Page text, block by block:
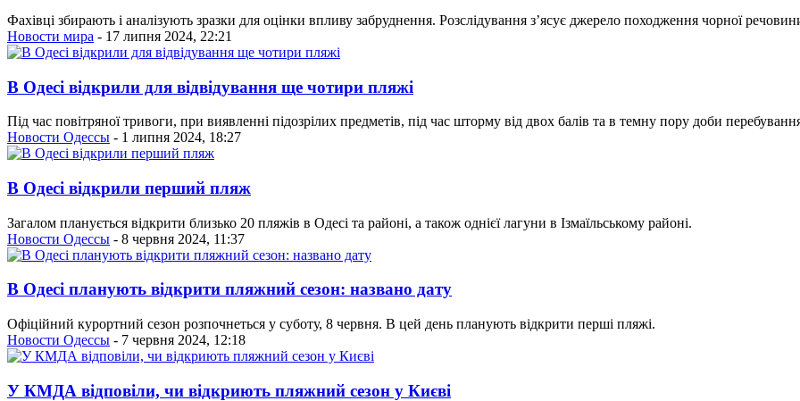
Фахівці збирають і аналізують зразки для оцінки впливу забруднення. Розслідування з’ясує джерело походження чорної
Новости мира - 17 липня 2024, 22:21
В Одесі відкрили для відвідування ще чотири пляжі
Під час повітряної тривоги, при виявленні підозрілих предметів, під час шторму від двох балів та в темну пору доби
Новости Одессы - 1 липня 2024, 18:27
В Одесі відкрили перший пляж
Загалом планується відкрити близько 20 пляжів в Одесі та районі, а також однієї лагуни в Ізмаїльському районі.
Новости Одессы - 8 червня 2024, 11:37
В Одесі планують відкрити пляжний сезон: названо дату
Офіційний курортний сезон розпочнеться у суботу, 8 червня. В цей день планують відкрити перші пляжі.
Новости Одессы - 7 червня 2024, 12:18
У КМДА відповіли, чи відкриють пляжний сезон у Києві